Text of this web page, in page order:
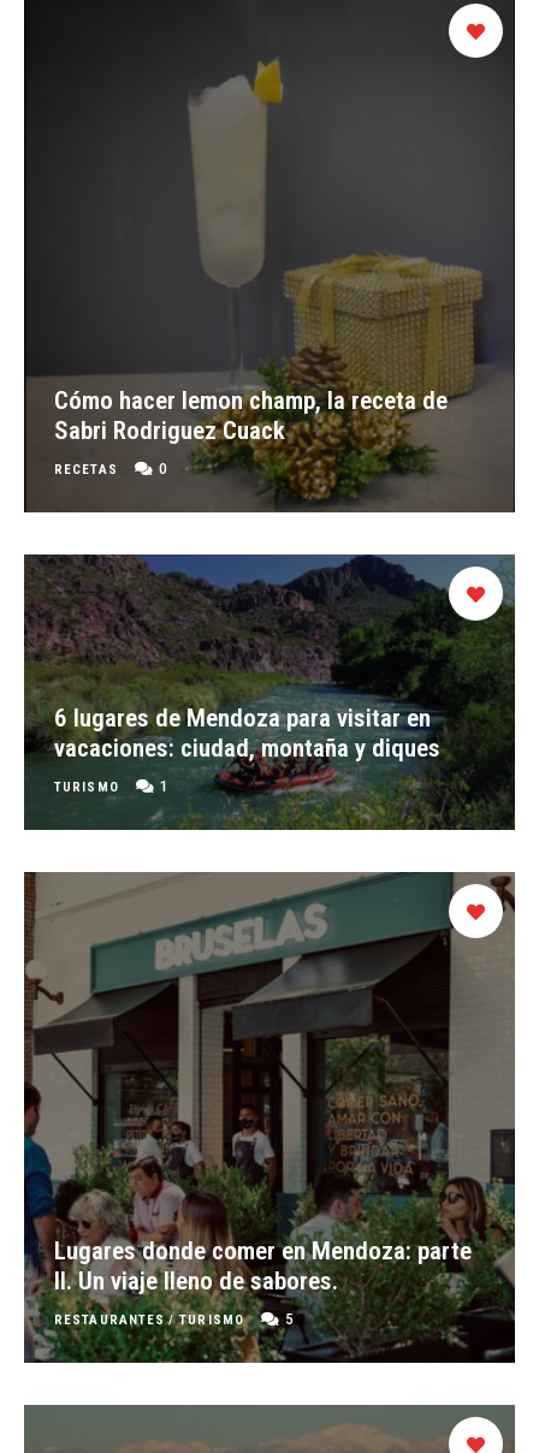
Cómo hacer lemon champ, la receta de
Sabri Rodriguez Cuack
RECETAS 0
6 lugares de Mendoza para visitar en
vacaciones: ciudad, montaña y diques
TURISMO 1
Lugares donde comer en Mendoza: parte
II. Un viaje lleno de sabores.
RESTAURANTES/TURISMO 5